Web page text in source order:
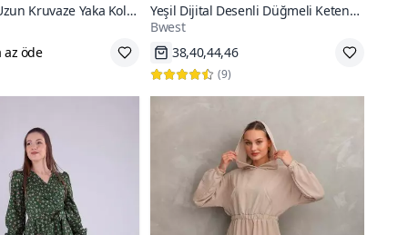
Kruvaze Yaka Kol
öde
Yeşil Dijital Desenli Düğmeli Keten
Kumaş Elbise
Bwest38,40,44,46
Hızlı Kargo
(9)